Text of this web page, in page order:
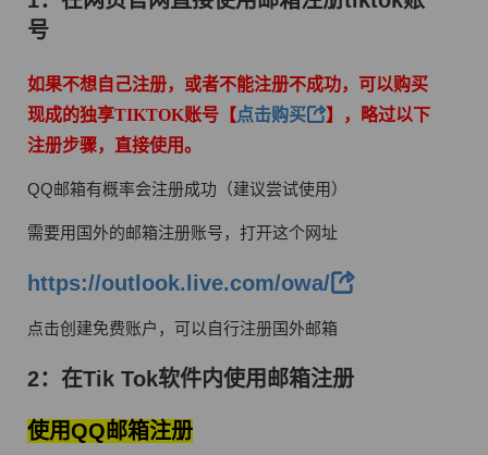
号
如果不想自己注册，或者不能注册不成功，可以购买
现成的独享TIKTOK账号【点击购买 】，
略过以下
注册步骤，直接使用。
QQ邮箱有概率会注册成功（建议尝试使用）
需要用国外的邮箱注册账号，打开这个网址
https://outlook.live.com/owa/
点击创建免费账户，可以自行注册国外邮箱
2：在Tik Tok软件内使用邮箱注册
使用QQ邮箱注册